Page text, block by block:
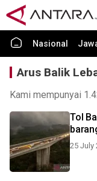
Nasional
Arus Balik
Kami mempunyai
Tol
25 July